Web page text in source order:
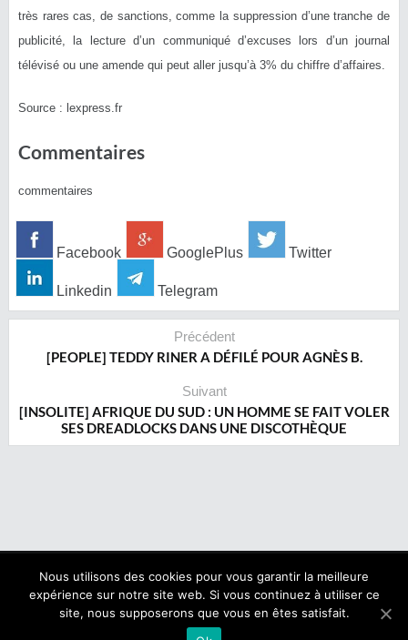
très rares cas, de sanctions, comme la suppression d’une tranche de
publicité, la lecture d’un communiqué d’excuses lors d’un journal
télévisé ou une amende qui peut aller jusqu’à 3% du chiffre d’affaires.
Source : lexpress.fr
Commentaires
commentaires
Facebook GooglePlus Twitter
Linkedin Telegram
Précédent
‎[PEOPLE] TEDDY RINER A DÉFILÉ POUR AGNÈS B.
Suivant
[INSOLITE] AFRIQUE DU SUD : UN HOMME SE FAIT VOLER
SES DREADLOCKS DANS UNE DISCOTHÈQUE
Copyright © 2017 NegroNews. Tous droits réservés.
Qui sommes nous ?
Mentions légales
Nous utilisons des cookies pour vous garantir la meilleure
expérience sur notre site web. Si vous continuez à utiliser ce
site, nous supposerons que vous en êtes satisfait.